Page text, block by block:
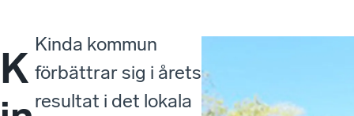
K
Kinda kommun
förbättrar sig i årets
resultat i det lokala